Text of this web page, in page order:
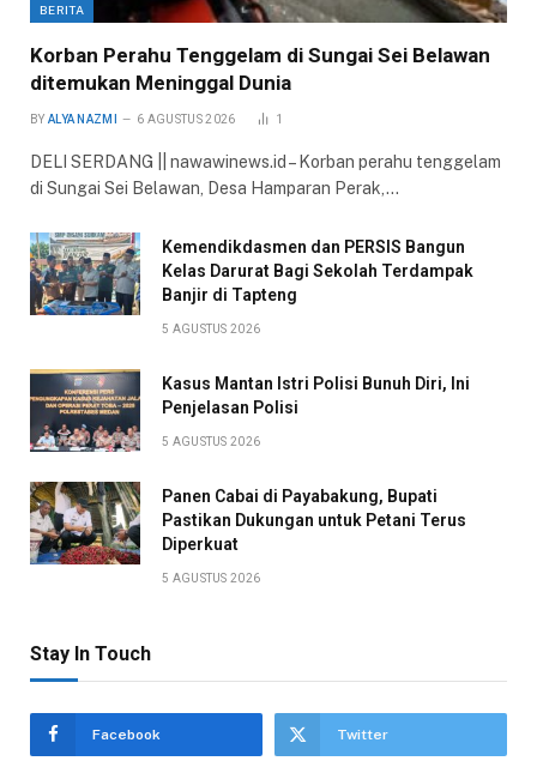
BERITA
Korban Perahu Tenggelam di Sungai Sei Belawan
ditemukan Meninggal Dunia
BY ALYA NAZMI 6 AGUSTUS 2026 1
DELI SERDANG || nawawinews.id – Korban perahu tenggelam
di Sungai Sei Belawan, Desa Hamparan Perak,…
Kemendikdasmen dan PERSIS Bangun
Kelas Darurat Bagi Sekolah Terdampak
Banjir di Tapteng
5 AGUSTUS 2026
Kasus Mantan Istri Polisi Bunuh Diri, Ini
Penjelasan Polisi
5 AGUSTUS 2026
Panen Cabai di Payabakung, Bupati
Pastikan Dukungan untuk Petani Terus
Diperkuat
5 AGUSTUS 2026
Stay In Touch
Facebook Twitter